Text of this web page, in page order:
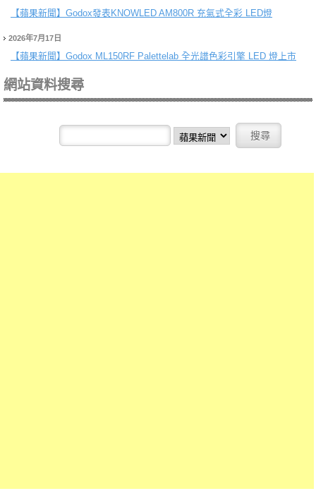
【蘋果新聞】 Godox發表KNOWLED AM800R 充氣式全彩 LED燈
2026年7月17日
【蘋果新聞】 Godox ML150RF Palettelab 全光譜色彩引擎 LED 燈上市
網站資料搜尋